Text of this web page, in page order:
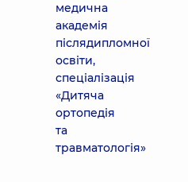
медична
академія
післядипломної
освіти,
спеціалізація
«Дитяча
ортопедія
та
травматологія»